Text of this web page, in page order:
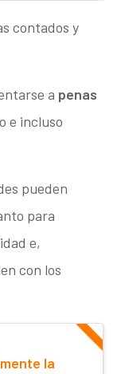
contados y
a penas
e incluso
pueden
para
e,
con los
la